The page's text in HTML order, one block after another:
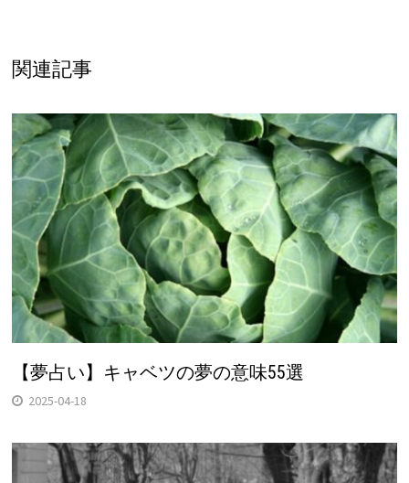
関連記事
【夢占い】キャベツの夢の意味55選
2025-04-18